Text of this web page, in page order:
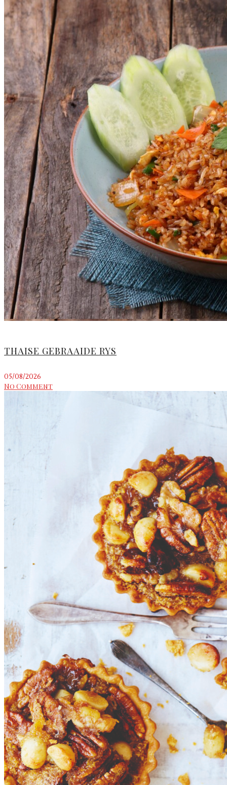
THAISE GEBRAAIDE RYS
05/08/2026
No Comment